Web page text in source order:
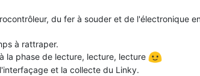
du fer à souder et de l'électronique
à rattraper.
la phase de lecture, lecture, lecture
et la collecte du Linky.